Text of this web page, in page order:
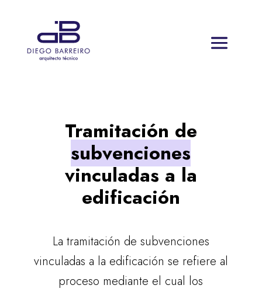
Tramitación de
subvenciones
vinculadas a la
edificación
La tramitación de subvenciones
vinculadas a la edificación se refiere al
proceso mediante el cual los